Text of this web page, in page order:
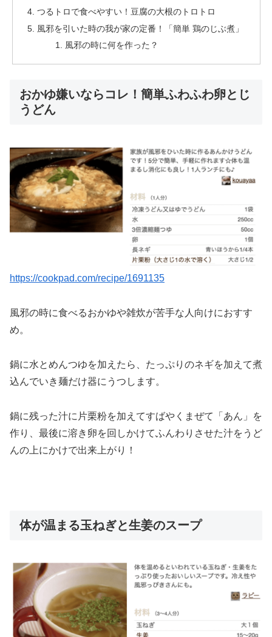
つるトロで食べやすい！豆腐の大根のトロトロ
風邪を引いた時の我が家の定番！「簡単 鶏のじぶ煮」
風邪の時に何を作った？
おかゆ嫌いならコレ！簡単ふわふわ卵とじ
うどん
https://cookpad.com/recipe/1691135
風邪の時に食べるおかゆや雑炊が苦手な人向けにおすす
め。
鍋に水とめんつゆを加えたら、たっぷりのネギを加えて煮
込んでいき麺だけ器にうつします。
鍋に残った汁に片栗粉を加えてすばやくまぜて「あん」を
作り、最後に溶き卵を回しかけてふんわりさせた汁をうど
んの上にかけで出来上がり！
体が温まる玉ねぎと生姜のスープ